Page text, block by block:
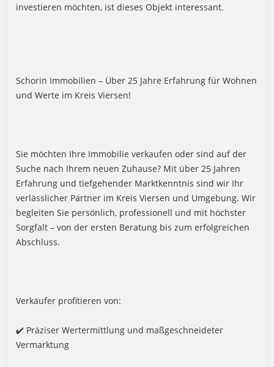
investieren möchten, ist dieses Objekt interessant.
Schorin Immobilien – Über 25 Jahre Erfahrung für Wohnen
und Werte im Kreis Viersen!
Sie möchten Ihre Immobilie verkaufen oder sind auf der
Suche nach Ihrem neuen Zuhause? Mit über 25 Jahren
Erfahrung und tiefgehender Marktkenntnis sind wir Ihr
verlässlicher Partner im Kreis Viersen und Umgebung. Wir
begleiten Sie persönlich, professionell und mit höchster
Sorgfalt – von der ersten Beratung bis zum erfolgreichen
Abschluss.
Verkäufer profitieren von:
✔️ Präziser Wertermittlung und maßgeschneideter
Vermarktung